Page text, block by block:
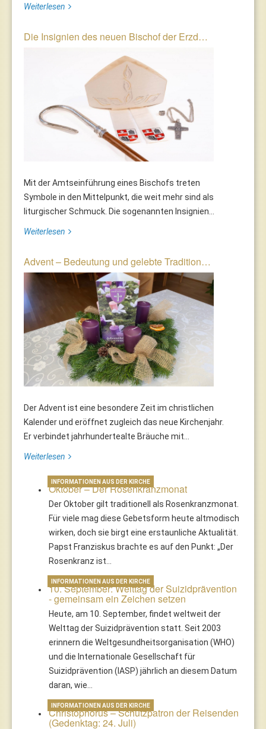
Weiterlesen
Die Insignien des neuen Bischof der Erzd…
Mit der Amtseinführung eines Bischofs treten
Symbole in den Mittelpunkt, die weit mehr sind als
liturgischer Schmuck. Die sogenannten Insignien...
Weiterlesen
Advent – Bedeutung und gelebte Tradition…
Der Advent ist eine besondere Zeit im christlichen
Kalender und eröffnet zugleich das neue Kirchenjahr.
Er verbindet jahrhundertealte Bräuche mit...
Weiterlesen
Oktober – Der Rosenkranzmonat
Der Oktober gilt traditionell als Rosenkranzmonat.
Für viele mag diese Gebetsform heute altmodisch
wirken, doch sie birgt eine erstaunliche Aktualität.
Papst Franziskus brachte es auf den Punkt: „Der
Rosenkranz ist…
INFORMATIONEN AUS DER KIRCHE
10. September: Welttag der Suizidprävention
- gemeinsam ein Zeichen setzen
Heute, am 10. September, findet weltweit der
Welttag der Suizidprävention statt. Seit 2003
erinnern die Weltgesundheitsorganisation (WHO)
und die Internationale Gesellschaft für
Suizidprävention (IASP) jährlich an diesem Datum
daran, wie…
INFORMATIONEN AUS DER KIRCHE
Christophorus – Schutzpatron der Reisenden
(Gedenktag: 24. Juli)
INFORMATIONEN AUS DER KIRCHE